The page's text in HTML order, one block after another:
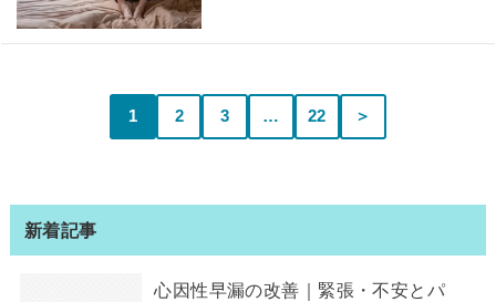
1 2 3 … 22 ＞
新着記事
心因性早漏の改善｜緊張・不安とパ